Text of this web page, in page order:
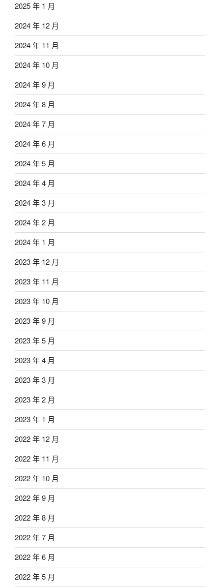
2025 年 1 月
2024 年 12 月
2024 年 11 月
2024 年 10 月
2024 年 9 月
2024 年 8 月
2024 年 7 月
2024 年 6 月
2024 年 5 月
2024 年 4 月
2024 年 3 月
2024 年 2 月
2024 年 1 月
2023 年 12 月
2023 年 11 月
2023 年 10 月
2023 年 9 月
2023 年 5 月
2023 年 4 月
2023 年 3 月
2023 年 2 月
2023 年 1 月
2022 年 12 月
2022 年 11 月
2022 年 10 月
2022 年 9 月
2022 年 8 月
2022 年 7 月
2022 年 6 月
2022 年 5 月